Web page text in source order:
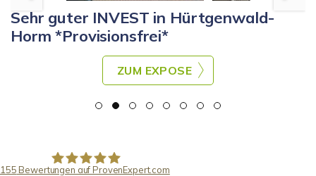
Sehr guter INVEST in Hürtgenwald-
Horm *Provisionsfrei*
ZUM EXPOSE
155 Bewertungen auf ProvenExpert.com